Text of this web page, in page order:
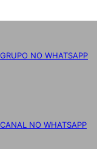
GRUPO NO WHATSAPP
CANAL NO WHATSAPP